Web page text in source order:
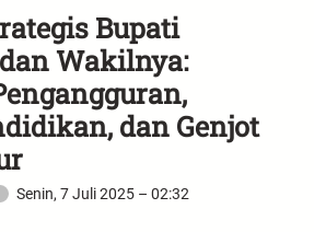
Bupati
Wakilnya:
dan Genjot
Senin, 7 Juli 2025 – 02:32